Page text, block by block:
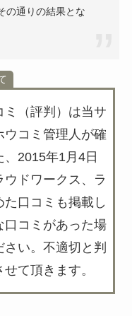
の通りの結果とな
ミ（評判）は当サ
ウコミ管理人が確
、2015年1月4日
ドワークス、ラ
口コミも掲載し
口コミがあった場
さい。不適切と判
て頂きます。